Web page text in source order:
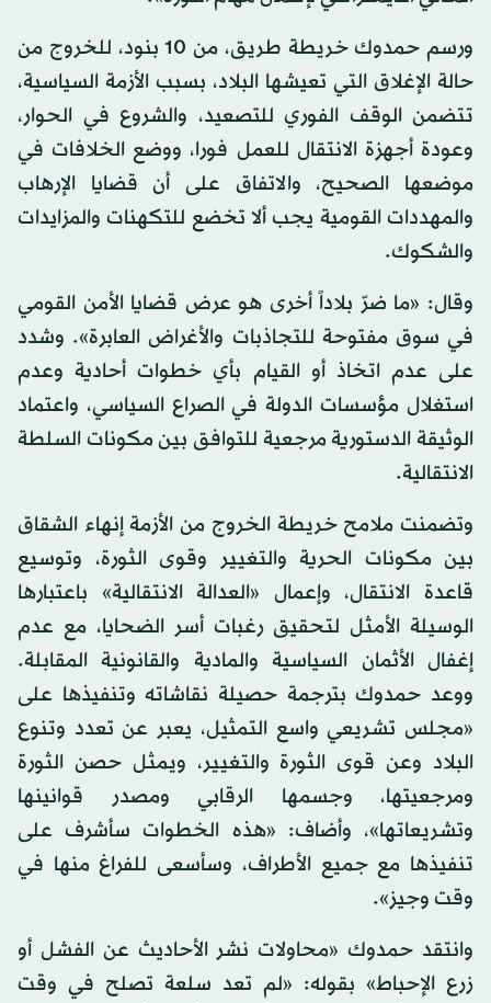
ورسم حمدوك خريطة طريق، من 10 بنود، للخروج من
حالة الإغلاق التي تعيشها البلاد، بسبب الأزمة السياسية،
تتضمن الوقف الفوري للتصعيد، والشروع في الحوار،
وعودة أجهزة الانتقال للعمل فورا، ووضع الخلافات في
موضعها الصحيح، والاتفاق على أن قضايا الإرهاب
والمهددات القومية يجب ألا تخضع للتكهنات والمزايدات
والشكوك.
وقال: «ما ضرّ بلاداً أخرى هو عرض قضايا الأمن القومي
في سوق مفتوحة للتجاذبات والأغراض العابرة». وشدد
على عدم اتخاذ أو القيام بأي خطوات أحادية وعدم
استغلال مؤسسات الدولة في الصراع السياسي، واعتماد
الوثيقة الدستورية مرجعية للتوافق بين مكونات السلطة
الانتقالية.
وتضمنت ملامح خريطة الخروج من الأزمة إنهاء الشقاق
بين مكونات الحرية والتغيير وقوى الثورة، وتوسيع
قاعدة الانتقال، وإعمال «العدالة الانتقالية» باعتبارها
الوسيلة الأمثل لتحقيق رغبات أسر الضحايا، مع عدم
إغفال الأثمان السياسية والمادية والقانونية المقابلة.
ووعد حمدوك بترجمة حصيلة نقاشاته وتنفيذها على
«مجلس تشريعي واسع التمثيل، يعبر عن تعدد وتنوع
البلاد وعن قوى الثورة والتغيير، ويمثل حصن الثورة
ومرجعيتها، وجسمها الرقابي ومصدر قوانينها
وتشريعاتها»، وأضاف: «هذه الخطوات سأشرف على
تنفيذها مع جميع الأطراف، وسأسعى للفراغ منها في
وقت وجيز».
وانتقد حمدوك «محاولات نشر الأحاديث عن الفشل أو
زرع الإحباط» بقوله: «لم تعد سلعة تصلح في وقت